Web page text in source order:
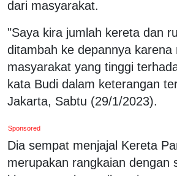
dari masyarakat.
"Saya kira jumlah kereta dan
ditambah ke depannya karena
masyarakat yang tinggi
kata Budi dalam keterangan
Jakarta, Sabtu (29/1/2023).
Sponsored
Dia sempat menjajal Kereta
merupakan rangkaian dengan